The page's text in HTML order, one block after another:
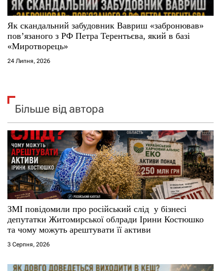
Як скандальний забудовник Вавриш «забронював»
повʼязаного з РФ Петра Терентьєва, який в базі
«Миротворець»
24 Липня, 2026
Більше від автора
ЗМІ повідомили про російський слід у бізнесі
депутатки Житомирської облради Ірини Костюшко
та чому можуть арештувати її активи
3 Серпня, 2026